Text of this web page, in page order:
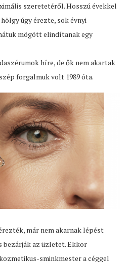
szeretetéről. Hosszú évekkel
úgy érezte, sok évnyi
mögött elindítanak egy
híre, de ők nem akartak
forgalmuk volt 1989 óta.
már nem akarnak lépést
az üzletet. Ekkor
sminkmester a céggel